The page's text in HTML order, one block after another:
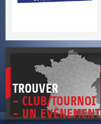
TROUVER
- CLUB/TOURNOI
- UN EVÈNEMENT